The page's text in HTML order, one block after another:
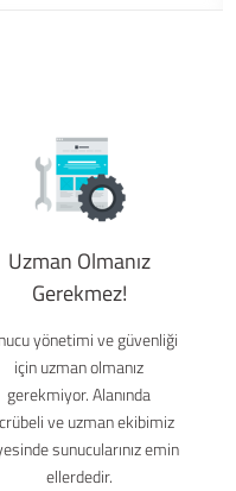
Uzman Olmanız
Gerekmez!
yönetimi ve güvenliği
için uzman olmanız
gerekmiyor. Alanında
ve uzman ekibimiz
sunucularınız emin
ellerdedir.